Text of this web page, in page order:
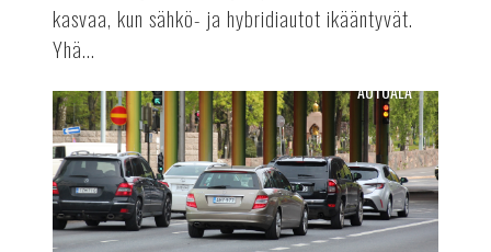
kasvaa, kun sähkö- ja hybridiautot ikääntyvät.
Yhä...
Analyysia
Suomen
autokannasta
AUTOALA